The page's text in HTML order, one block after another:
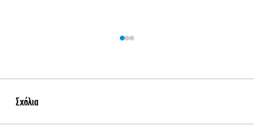
Σχόλια